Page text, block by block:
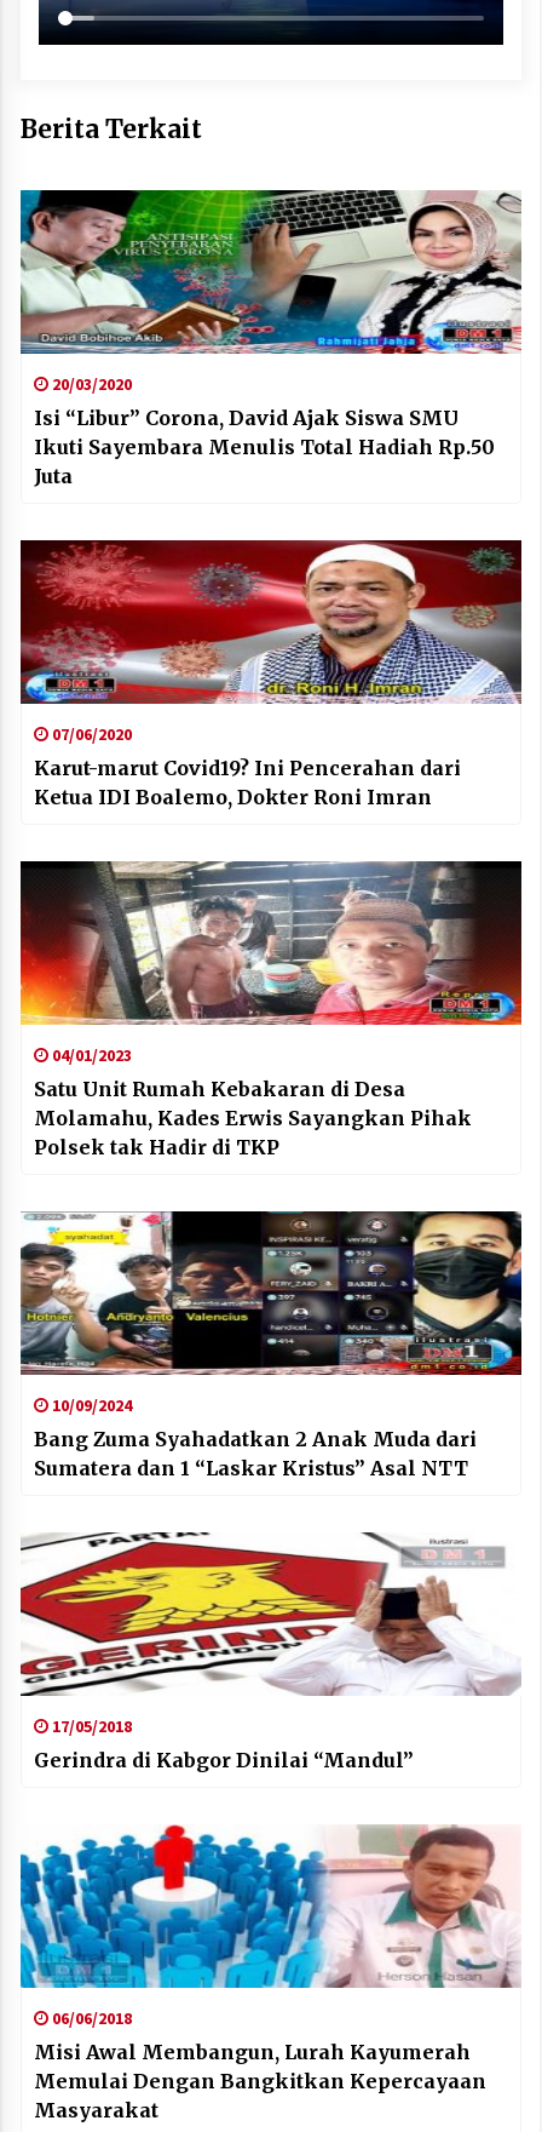
Berita Terkait
20/03/2020
Isi “Libur” Corona, David Ajak Siswa SMU
Ikuti Sayembara Menulis Total Hadiah Rp.50
Juta
07/06/2020
Karut-marut Covid19? Ini Pencerahan dari
Ketua IDI Boalemo, Dokter Roni Imran
04/01/2023
Satu Unit Rumah Kebakaran di Desa
Molamahu, Kades Erwis Sayangkan Pihak
Polsek tak Hadir di TKP
10/09/2024
Bang Zuma Syahadatkan 2 Anak Muda dari
Sumatera dan 1 “Laskar Kristus” Asal NTT
17/05/2018
Gerindra di Kabgor Dinilai “Mandul”
06/06/2018
Misi Awal Membangun, Lurah Kayumerah
Memulai Dengan Bangkitkan Kepercayaan
Masyarakat